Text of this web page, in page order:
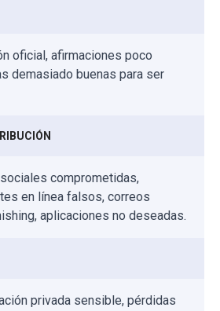
oficial, afirmaciones poco
demasiado buenas para ser
comprometidas,
en línea falsos, correos
aplicaciones no deseadas.
privada sensible, pérdidas